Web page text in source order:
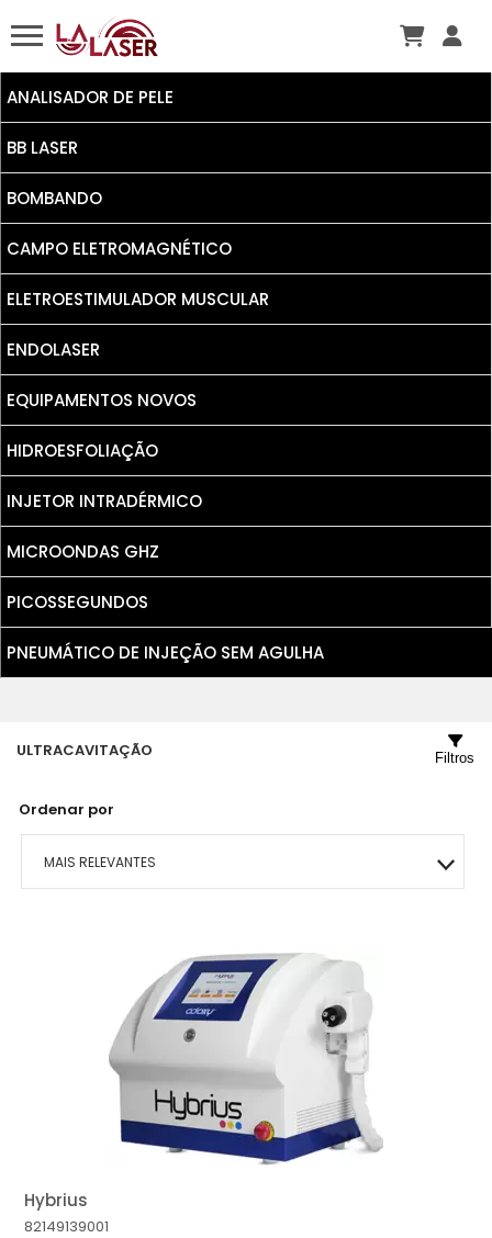
ANALISADOR DE PELE
BB LASER
BOMBANDO
CAMPO ELETROMAGNÉTICO
ELETROESTIMULADOR MUSCULAR
ENDOLASER
EQUIPAMENTOS NOVOS
HIDROESFOLIAÇÃO
INJETOR INTRADÉRMICO
MICROONDAS GHZ
PICOSSEGUNDOS
PNEUMÁTICO DE INJEÇÃO SEM AGULHA
ULTRACAVITAÇÃO
Ordenar por
MAIS RELEVANTES
MAIOR PREÇO
Filtros
Hybrius
82149139001